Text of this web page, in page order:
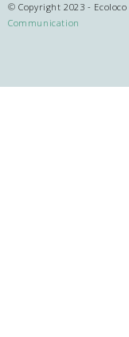
© Copyright 2023 -
Communication